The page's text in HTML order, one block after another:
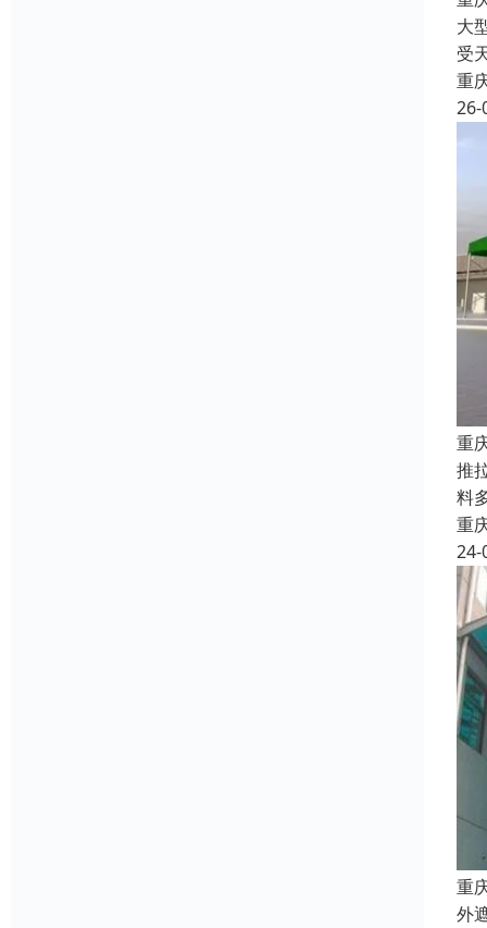
大
受
重
26-
重
推
料
重
24-
重
外